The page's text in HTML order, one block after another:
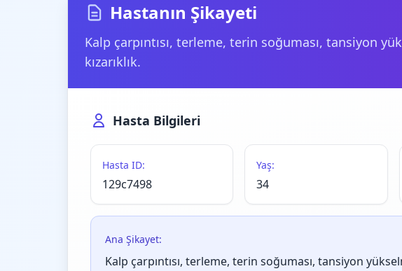
Hastanın Şikayeti
Kalp çarpıntısı, terleme, terin soğuması, tansiyon
kızarıklık.
Hasta Bilgileri
Hasta ID:
129c7498
Yaş:
34
Ana Şikayet:
Kalp çarpıntısı, terleme, terin soğuması, tansiyon